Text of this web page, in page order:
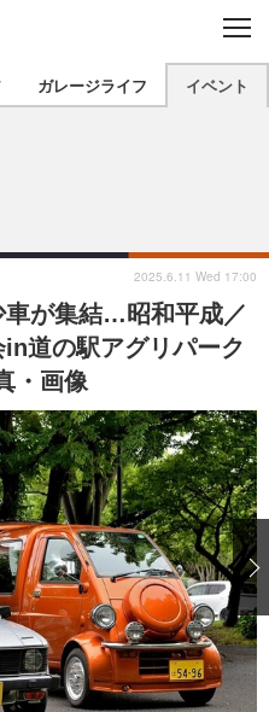
C
O
S
E
プロショップを地域から探す
北陸
関西
四国
沖縄
愛車 File
ストップ！不具合修理＆粗悪修理
洗車
コーティング
防錆
カーメーカー「旧車」関連プロジェ
ガレージライフ イベント
車が集結…昭和平成／
道の駅アグリパーク
・画像
2025.6.11 Wed 17:00